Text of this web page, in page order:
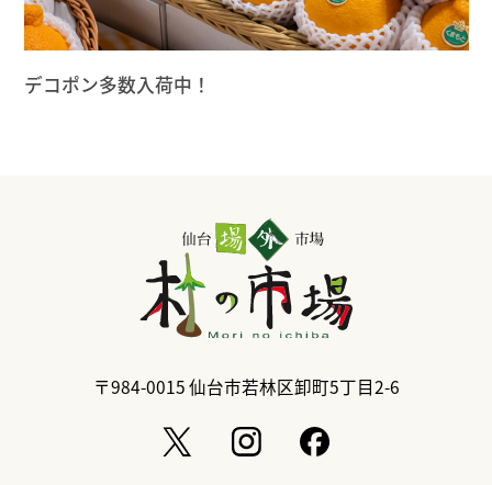
デコポン多数入荷中！
〒984-0015仙台市若林区卸町5丁目2-6